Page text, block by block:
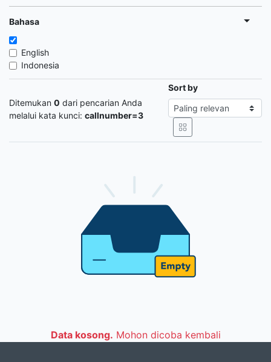
Bahasa
English
Indonesia
Ditemukan 0 dari pencarian Anda
melalui kata kunci: callnumber=3
Sort by
Data kosong. Mohon dicoba kembali